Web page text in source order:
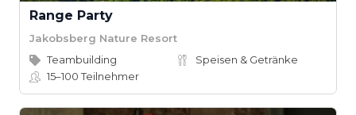
Range Party
Jakobsberg Nature Resort
Teambuilding
Speisen & Getränke
15–100Teilnehmer